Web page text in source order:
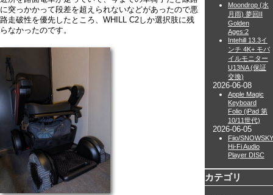
に突っかかって段差を超えられないなどがあったので悪
路走破性を優先したところ、WHILL C2しか選択肢に残
らなかったのです。
Moondrop (水
月雨) 夢回II
Golden
Ages:2
Intehill 13.3イ
ンチ 4K+ モバ
イルモニター
U13NA (保証
交換)
2026-06-08
Apple Magic
Keyboard
Folio (iPad 第
10/11世代)
2026-06-05
Fiio/SNOWSKY
Hi-Fi Audio
Player DISC
カテゴリ